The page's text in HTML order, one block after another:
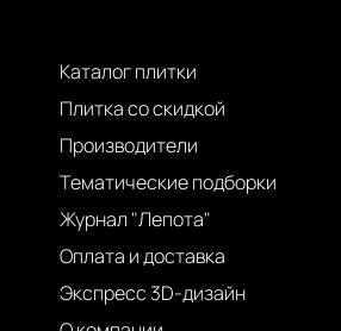
Каталог плитки
Плитка со скидкой
Производители
Тематические подборки
Журнал "Лепота"
Оплата и доставка
Экспресс 3D-дизайн